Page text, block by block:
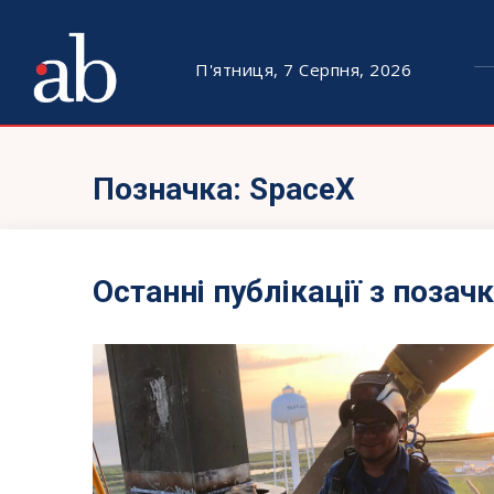
П'ятниця, 7 Серпня, 2026
Позначка: SpaceX
Останні публікації з